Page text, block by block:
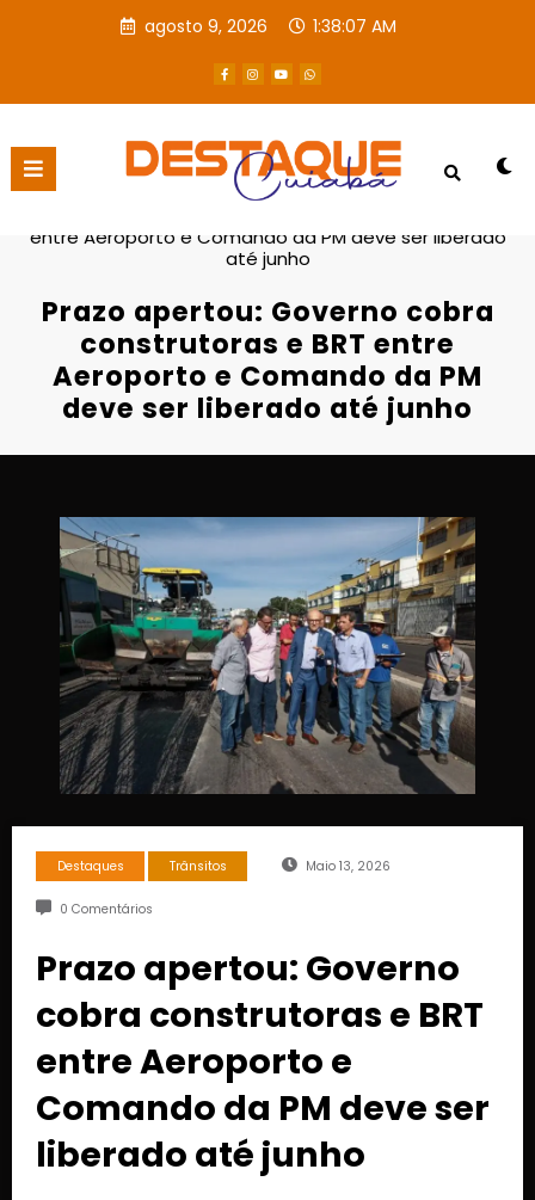
agosto 9, 2026 1:38:09 AM
Página inicial
Destaques
entre Aeroporto e Comando da PM deve ser liberado
até junho
Prazo apertou: Governo cobra
construtoras e BRT entre
Aeroporto e Comando da PM
deve ser liberado até junho
Destaques Trânsitos Maio 13, 2026
0 Comentários
Prazo apertou: Governo
cobra construtoras e BRT
entre Aeroporto e
Comando da PM deve ser
liberado até junho